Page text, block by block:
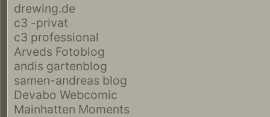
drewing.de
c3 -privat
c3 professional
Arveds Fotoblog
andis gartenblog
samen-andreas blog
Devabo Webcomic
Mainhatten Moments